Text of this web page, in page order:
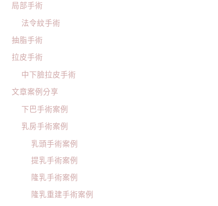
局部手術
法令紋手術
抽脂手術
拉皮手術
中下臉拉皮手術
文章案例分享
下巴手術案例
乳房手術案例
乳頭手術案例
提乳手術案例
隆乳手術案例
隆乳重建手術案例